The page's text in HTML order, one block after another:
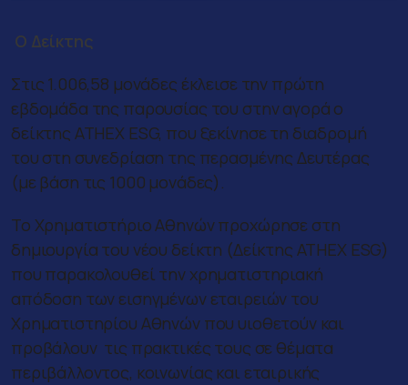
Ο Δείκτης
Στις 1.006,58 μονάδες έκλεισε την πρώτη
εβδομάδα της παρουσίας του στην αγορά ο
δείκτης ATHEX ESG, που ξεκίνησε τη διαδρομή
του στη συνεδρίαση της περασμένης Δευτέρας
(με βάση τις 1000 μονάδες).
To Χρηματιστήριο Αθηνών προχώρησε στη
δημιουργία του νέου δείκτη (Δείκτης ATHEX ESG)
που παρακολουθεί την χρηματιστηριακή
απόδοση των εισηγμένων εταιρειών του
Χρηματιστηρίου Αθηνών που υιοθετούν και
προβάλουν τις πρακτικές τους σε θέματα
περιβάλλοντος, κοινωνίας και εταιρικής